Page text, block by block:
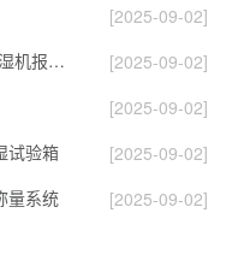
[2025-09-02]
供应除湿机ASM-10、深圳除湿机、除湿机报价、抽湿机
[2025-09-02]
[2025-09-02]
试验箱
[2025-09-02]
量系统
[2025-09-02]